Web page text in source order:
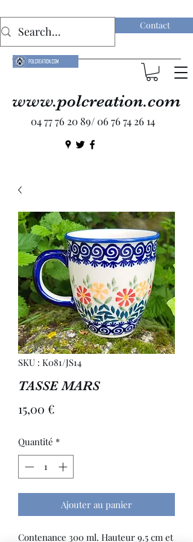
04 77 76 20 89/ 06 76 74 26 14
www.polcreation.com
Contact
SKU : K081/JS14
TASSE MARS
15,00 €
Quantité *
Ajouter au panier
Contenance 300 ml. Hauteur 9.5 cm et